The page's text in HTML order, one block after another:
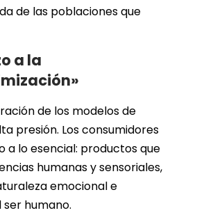
de las poblaciones que
a la
de los modelos de
presión. Los consumidores
a lo esencial: productos que
humanas y sensoriales,
emocional e
humano.